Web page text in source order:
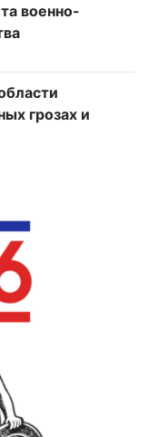
военно-
грозах и